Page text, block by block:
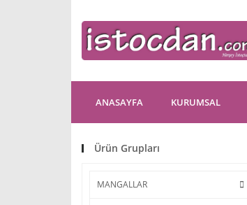
ANASAYFA KURUMSAL
Ürün Grupları
MANGALLAR